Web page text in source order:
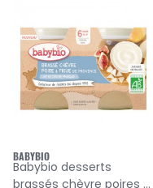
BABYBIO
Babybio desserts
brassés chèvre poires &